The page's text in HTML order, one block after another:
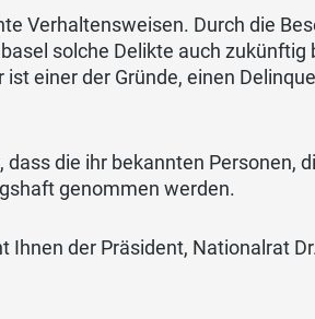
Verhaltensweisen. Durch die
solche Delikte auch zukünftig
einer der Gründe, einen
die ihr bekannten Personen,
genommen werden.
der Präsident, Nationalrat